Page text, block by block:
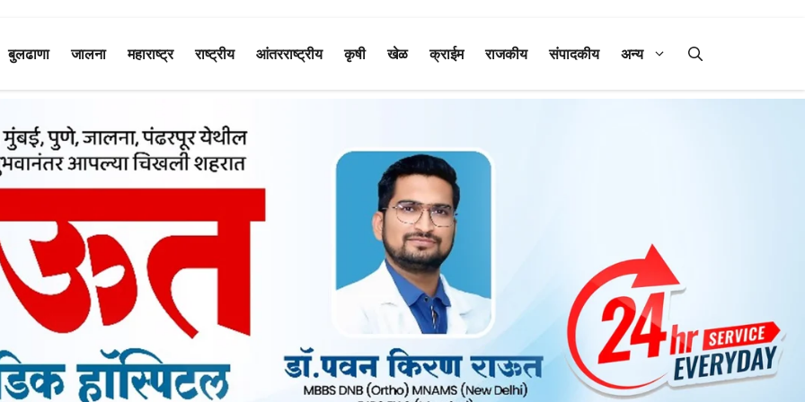
बुलढाणा जालना महाराष्ट्र राष्ट्रीय आंतरराष्ट्रीय कृषी खेळ क्राईम राजकीय संपादकीय अन्य